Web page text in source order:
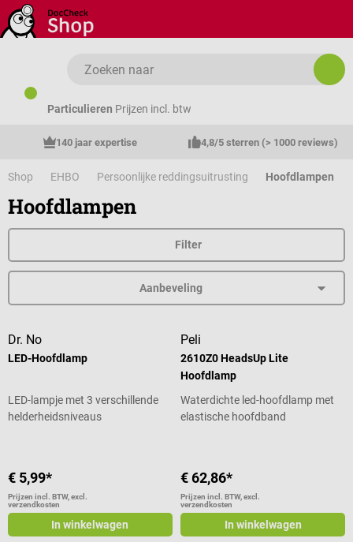
Ga naar de hoofdinhoud
Particulieren Prijzen incl. btw
140 jaar expertise 4,8/5 sterren (> 1000 reviews)
Shop EHBO Persoonlijke reddingsuitrusting Hoofdlampen
Hoofdlampen
Filter
Dr. No
LED-Hoofdlamp
LED-lampje met 3 verschillende
helderheidsniveaus
€ 5,99*
Prijzen incl. BTW, excl.
verzendkosten
In winkelwagen
Peli
2610Z0 HeadsUp Lite
Hoofdlamp
Waterdichte led-hoofdlamp met
elastische hoofdband
€ 62,86*
Prijzen incl. BTW, excl.
verzendkosten
In winkelwagen